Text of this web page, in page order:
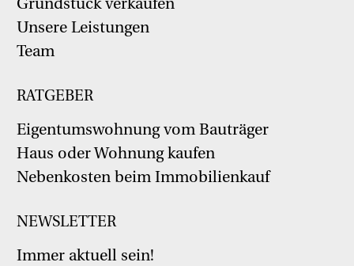
Unsere Leistungen
Team
RATGEBER
Eigentumswohnung vom Bauträger
Haus oder Wohnung kaufen
Nebenkosten beim Immobilienkauf
NEWSLETTER
Immer aktuell sein!